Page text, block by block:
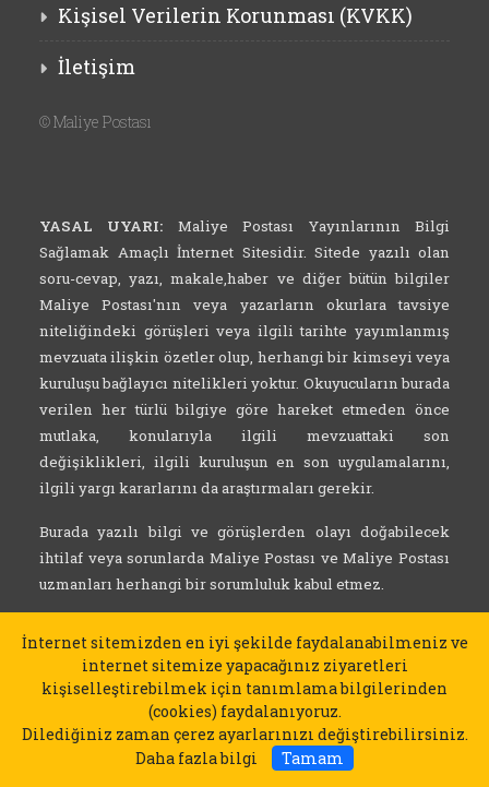
Kişisel Verilerin Korunması (KVKK)
İletişim
©Maliye Postası
YASAL UYARI: Maliye Postası Yayınlarının Bilgi
Sağlamak Amaçlı İnternet Sitesidir. Sitede yazılı olan
soru-cevap, yazı, makale,haber ve diğer bütün bilgiler
Maliye Postası'nın veya yazarların okurlara tavsiye
niteliğindeki görüşleri veya ilgili tarihte yayımlanmış
mevzuata ilişkin özetler olup, herhangi bir kimseyi veya
kuruluşu bağlayıcı nitelikleri yoktur. Okuyucuların burada
verilen her türlü bilgiye göre hareket etmeden önce
mutlaka, konularıyla ilgili mevzuattaki son
değişiklikleri, ilgili kuruluşun en son uygulamalarını,
ilgili yargı kararlarını da araştırmaları gerekir.
Burada yazılı bilgi ve görüşlerden olayı doğabilecek
ihtilaf veya sorunlarda Maliye Postası ve Maliye Postası
uzmanları herhangi bir sorumluluk kabul etmez.
İnternet sitemizden en iyi şekilde faydalanabilmeniz ve
internet sitemize yapacağınız ziyaretleri
kişiselleştirebilmek için tanımlama bilgilerinden
(cookies) faydalanıyoruz.
Dilediğiniz zaman çerez ayarlarınızı değiştirebilirsiniz.
Daha fazla bilgi
Tamam